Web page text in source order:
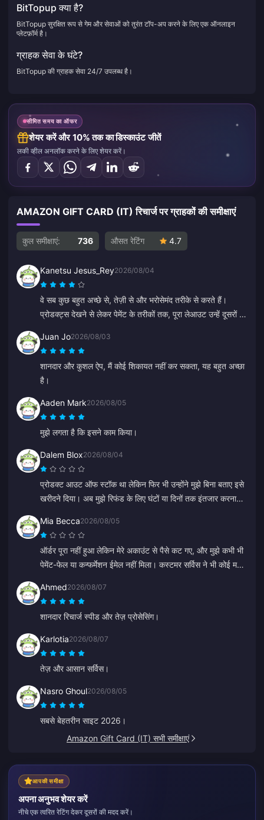
BitTopup क्या है?
BitTopup सुरक्षित रूप से गेम और सेवाओं को तुरंत टॉप-अप करने के लिए एक ऑनलाइन
प्लेटफ़ॉर्म है।
ग्राहक सेवा के घंटे?
BitTopup की ग्राहक सेवा 24/7 उपलब्ध है।
सीमित समय का ऑफर
शेयर करें और 10% तक का डिस्काउंट जीतें
लकी व्हील अनलॉक करने के लिए शेयर करें।
AMAZON GIFT CARD (IT) रिचार्ज पर ग्राहकों की समीक्षाएं
कुल समीक्षाएं: 736 औसत रेटिंग 4.7
Kanetsu Jesus_Rey2026/08/04
वे सब कुछ बहुत अच्छे से, तेज़ी से और भरोसेमंद तरीके से करते हैं।
प्रोडक्ट्स देखने से लेकर पेमेंट के तरीकों तक, पूरा लेआउट उन्हें दूसरों से
Juan Jo2026/08/03
शानदार और कुशल ऐप, मैं कोई शिकायत नहीं कर सकता, यह बहुत अच्छा
है।
Aaden Mark2026/08/05
मुझे लगता है कि इसने काम किया।
Dalem Blox2026/08/04
प्रोडक्ट आउट ऑफ स्टॉक था लेकिन फिर भी उन्होंने मुझे बिना बताए इसे
खरीदने दिया। अब मुझे रिफंड के लिए घंटों या दिनों तक इंतजार करना
Mia Becca2026/08/05
ऑर्डर पूरा नहीं हुआ लेकिन मेरे अकाउंट से पैसे कट गए, और मुझे कभी भी
पेमेंट-फेल या कन्फर्मेशन ईमेल नहीं मिला। कस्टमर सर्विस ने भी कोई मदद
भाषा में बात करना शुरू कर दिया।
Ahmed2026/08/07
शानदार रिचार्ज स्पीड और तेज़ प्रोसेसिंग।
Karlotia2026/08/07
तेज़ और आसान सर्विस।
Nasro Ghoul2026/08/05
सबसे बेहतरीन साइट 2026।
Amazon Gift Card (IT) सभी समीक्षाएं
आपकी समीक्षा
अपना अनुभव शेयर करें
नीचे एक त्वरित रेटिंग देकर दूसरों की मदद करें।